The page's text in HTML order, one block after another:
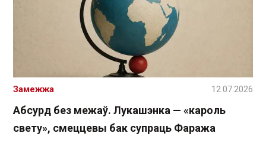
Абсурд без межаў. Лукашэнка — «кароль
свету», смеццевы бак супраць Фаража
Замежжа 12.07.2026